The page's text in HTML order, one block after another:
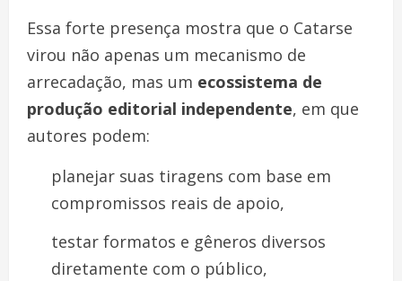
Essa forte presença mostra que o Catarse
virou não apenas um mecanismo de
arrecadação, mas um ecossistema de
produção editorial independente, em que
autores podem:
planejar suas tiragens com base em
compromissos reais de apoio,
testar formatos e gêneros diversos
diretamente com o público,